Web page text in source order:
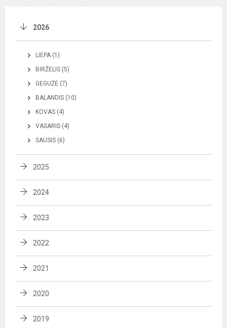
2026
LIEPA (1)
BIRŽELIS (5)
GEGUŽĖ (7)
BALANDIS (10)
KOVAS (4)
VASARIS (4)
SAUSIS (6)
2025
2024
2023
2022
2021
2020
2019